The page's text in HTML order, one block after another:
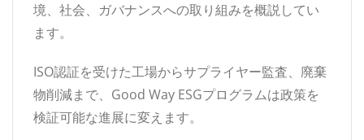
境、社会、ガバナンスへの取り組みを概説してい
ます。
ISO認証を受けた工場からサプライヤー監査、廃棄
物削減まで、Good Way ESGプログラムは政策を
検証可能な進展に変えます。